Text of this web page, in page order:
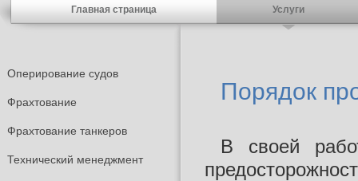
Главная страница Услуги
Оперирование судов
Фрахтование
Фрахтование танкеров
Технический менеджмент
Порядок
В своей